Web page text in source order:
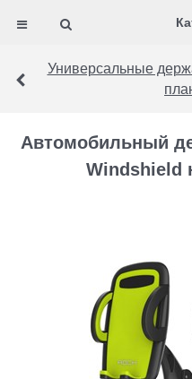
Универсальные
Автомобильный
Windshield